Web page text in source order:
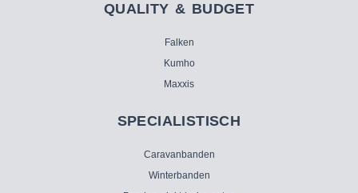
QUALITY & BUDGET
Falken
Kumho
Maxxis
SPECIALISTISCH
Caravanbanden
Winterbanden